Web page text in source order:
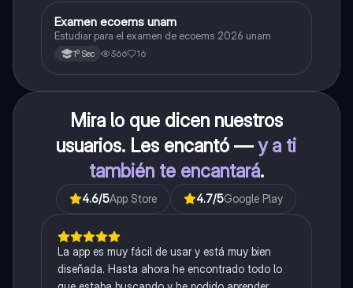
Español
Examen ecoems unam
Estudiar para el examen de ecoems 2026 unam
1º Sec 366 16
Mira lo que dicen nuestros
usuarios. Les encantó —y a ti
también te encantará.
4.6/5App Store 4.7/5Google Play
La app es muy fácil de usar y está muy bien
diseñada. Hasta ahora he encontrado todo lo